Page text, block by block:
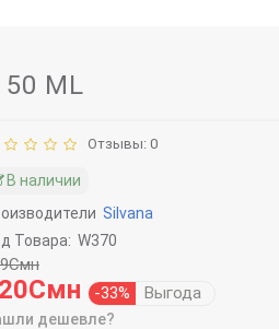
50 ML
Отзывы: 0
В наличии
Silvana
Товара: W370
-33% Выгода
дешевле?